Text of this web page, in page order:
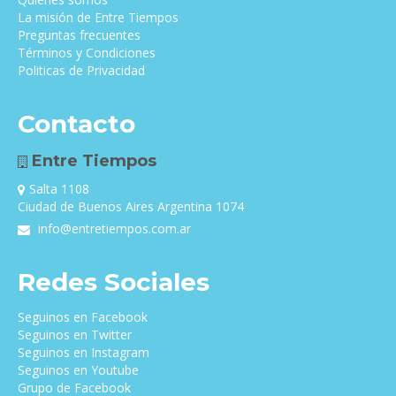
La misión de Entre Tiempos
Preguntas frecuentes
Términos y Condiciones
Politicas de Privacidad
Contacto
Entre Tiempos
Salta 1108
Ciudad de Buenos Aires Argentina 1074
info@entretiempos.com.ar
Redes Sociales
Seguinos en Facebook
Seguinos en Twitter
Seguinos en Instagram
Seguinos en Youtube
Grupo de Facebook